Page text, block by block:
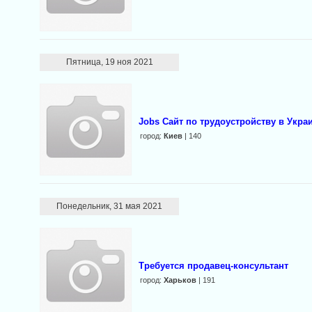
Пятница, 19 ноя 2021
Jobs Сайт по трудоустройству в
город:Киев | 140
Понедельник, 31 мая 2021
Требуется продавец-консультант
город:Харьков | 191